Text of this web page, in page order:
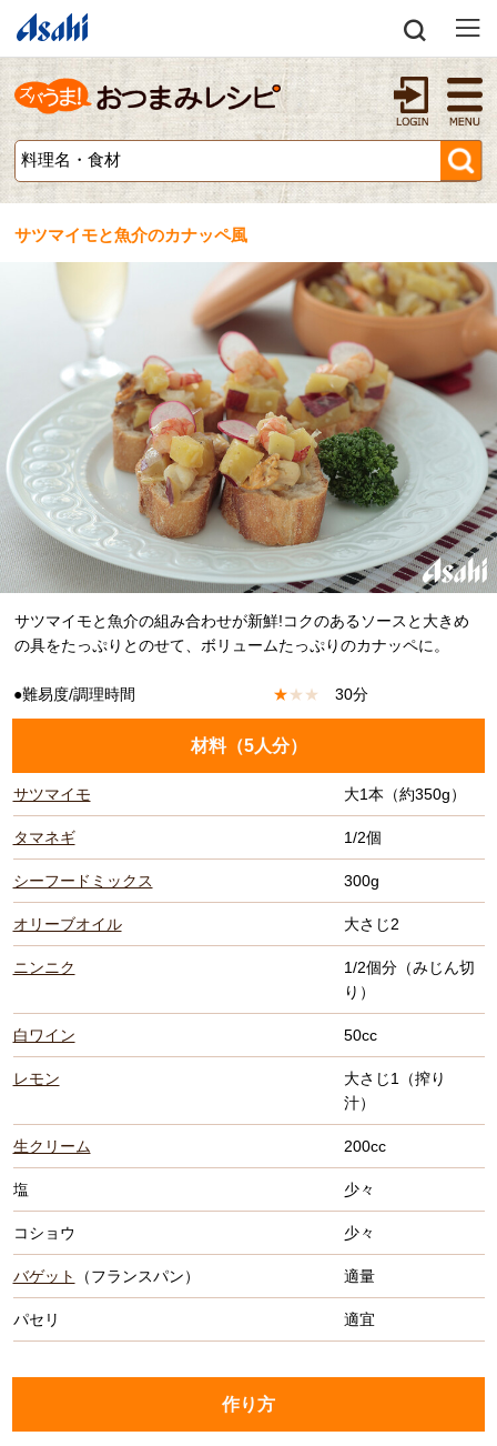
サツマイモと魚介のカナッペ風
サツマイモと魚介の組み合わせが新鮮!コクのあるソースと大きめ
の具をたっぷりとのせて、ボリュームたっぷりのカナッペに。
●難易度/調理時間 ★★ ★ 30分
材料（5人分）
サツマイモ 大1本（約350g）
タマネギ 1/2個
シーフードミックス 300g
オリーブオイル 大さじ2
ニンニク
1/2個分（みじん切
り）
白ワイン 50cc
レモン
大さじ1（搾り
汁）
生クリーム 200cc
塩 少々
コショウ 少々
バゲット （フランスパン） 適量
パセリ 適宜
作り方